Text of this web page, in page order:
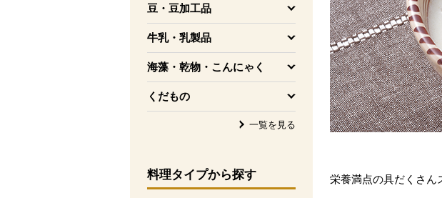
豆・豆加工品
を開く
牛乳・乳製品
を開く
海藻・乾物・こんにゃく
を開く
くだもの
を開く
一覧を見る
料理タイプから探す 栄養満点の具だくさん